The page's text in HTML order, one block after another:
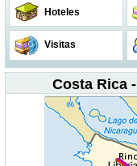
Hoteles
Visitas
Costa Rica